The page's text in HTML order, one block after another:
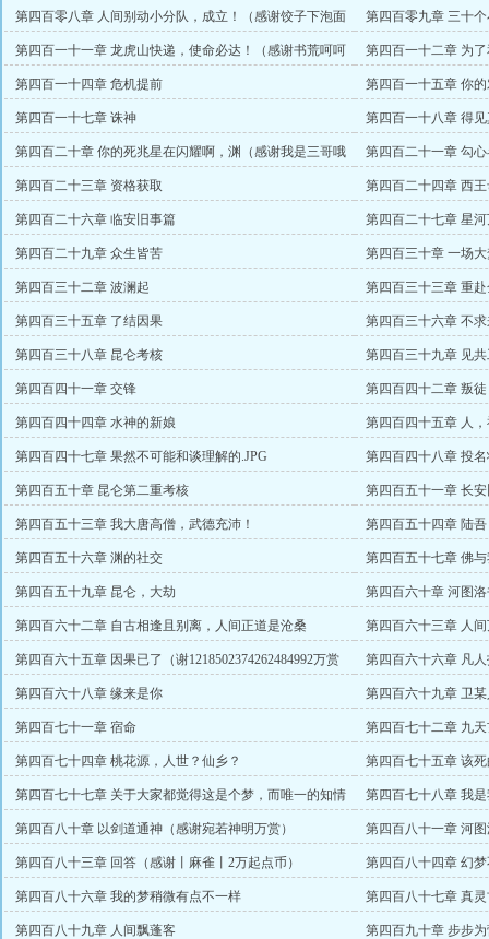
万打赏)
第四百零八章 人间别动小分队，成立！（感谢饺子下泡面
万赏）
第四百零九章 三十
第四百一十一章 龙虎山快递，使命必达！（感谢书荒呵呵
不存在盟主）
第四百一十二章 为了
第四百一十四章 危机提前 第四百一十五章 你
第四百一十七章 诛神
第四百一十八章 得
两万起点币）
第四百二十章 你的死兆星在闪耀啊，渊（感谢我是三哥哦
万赏）
第四百二十一章 勾
第四百二十三章 资格获取 第四百二十四章 西
第四百二十六章 临安旧事篇 第四百二十七章 星
第四百二十九章 众生皆苦 第四百三十章 一场
第四百三十二章 波澜起 第四百三十三章 重
第四百三十五章 了结因果 第四百三十六章 不
第四百三十八章 昆仑考核 第四百三十九章 见共
第四百四十一章 交锋 第四百四十二章 叛徒
第四百四十四章 水神的新娘 第四百四十五章 人，
第四百四十七章 果然不可能和谈理解的.JPG 第四百四十八章 投名
第四百五十章 昆仑第二重考核 第四百五十一章 长
第四百五十三章 我大唐高僧，武德充沛！ 第四百五十四章 陆
第四百五十六章 渊的社交 第四百五十七章 佛与
第四百五十九章 昆仑，大劫 第四百六十章 河图
第四百六十二章 自古相逢且别离，人间正道是沧桑 第四百六十三章 人
第四百六十五章 因果已了（谢1218502374262484992万赏
第四百六十六章 凡
币）
第四百六十八章 缘来是你 第四百六十九章 卫
第四百七十一章 宿命 第四百七十二章 九
第四百七十四章 桃花源，人世？仙乡？
第四百七十五章 该
浊世的盟主）
第四百七十七章 关于大家都觉得这是个梦，而唯一的知情
者认为没必要说的问题
第四百七十八章 我
第四百八十章 以剑道通神（感谢宛若神明万赏） 第四百八十一章 河
第四百八十三章 回答（感谢丨麻雀丨2万起点币） 第四百八十四章 幻
第四百八十六章 我的梦稍微有点不一样 第四百八十七章 真
第四百八十九章 人间飘蓬客 第四百九十章 步步